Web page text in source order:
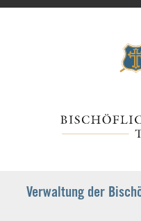
Verwaltung der